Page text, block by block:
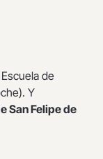
de
Y
San Felipe de